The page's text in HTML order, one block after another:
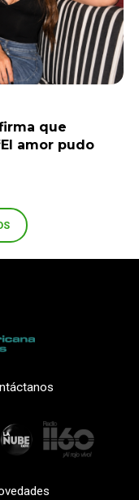
que
amor pudo